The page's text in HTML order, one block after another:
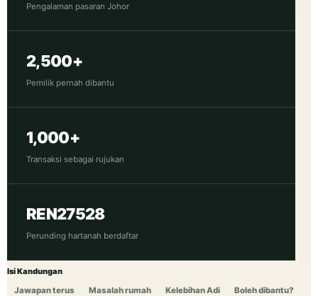
Pengalaman pasaran Johor
2,500+
Pemilik pernah dibantu
1,000+
Transaksi sebagai rujukan
REN27528
Perunding hartanah berdaftar
Isi Kandungan
Jawapan terus
Masalah rumah Kelebihan Adi Boleh dibantu?